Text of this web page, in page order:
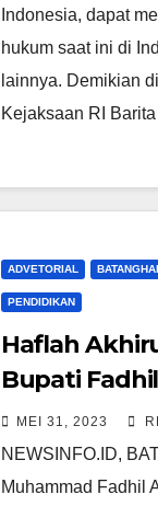
Indonesia, dapat
hukum saat ini di
lainnya. Demikian
Kejaksaan RI
ADVETORIAL
PENDIDIKAN
Haflah
Bupati
MEI 31, 2023
NEWSINFO.ID,
Muhammad Fadhil